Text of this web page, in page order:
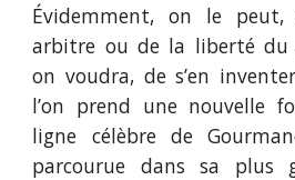
Évidemment, on le
arbitre ou de la liberté du
on voudra, de s’en
l’on prend une nouvelle
ligne célèbre de
parcourue dans sa plus